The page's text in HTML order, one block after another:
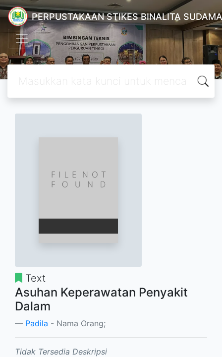
PERPUSTAKAAN STIKES BINALITA
Text
Asuhan Keperawatan Penyakit
Dalam
Padila - Nama Orang;
Tidak Tersedia Deskripsi